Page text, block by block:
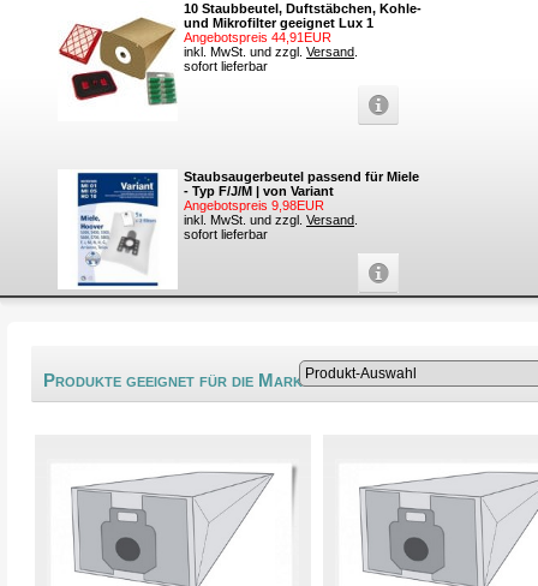
10 Staubbeutel, Duftstäbchen, Kohle-
und Mikrofilter geeignet Lux 1
Angebotspreis 44,91EUR
inkl. MwSt. und zzgl. Versand
sofort lieferbar
Staubsaugerbeutel passend für Miele
- Typ F/J/M | von Variant
Angebotspreis 9,98EUR
inkl. MwSt. und zzgl. Versand
sofort lieferbar
Produkte geeignet für die Marke Zink®